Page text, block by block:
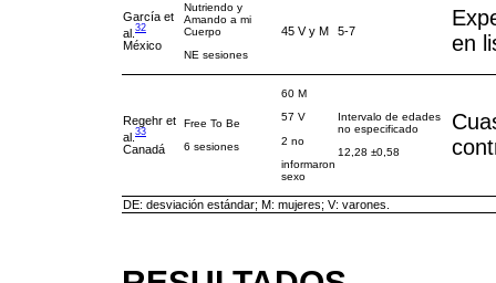
García et
al. 32
México
Nutriendo y
Amando a mi
Cuerpo
NE sesiones
45 V y M 5-7
en
Regehr et
al. 33
Canadá
Free To Be
6 sesiones
60 M
57 V
2 no
informaron
sexo
Intervalo de edades
no especificado
12,28 ±0,58
DE: desviación estándar; M: mujeres; V: varones.